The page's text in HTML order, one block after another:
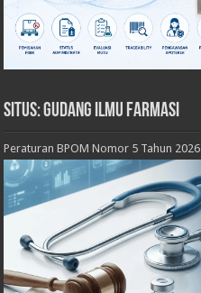
Situs: Gudang Ilmu Farmasi
Peraturan BPOM Nomor 5 Tahun 2026